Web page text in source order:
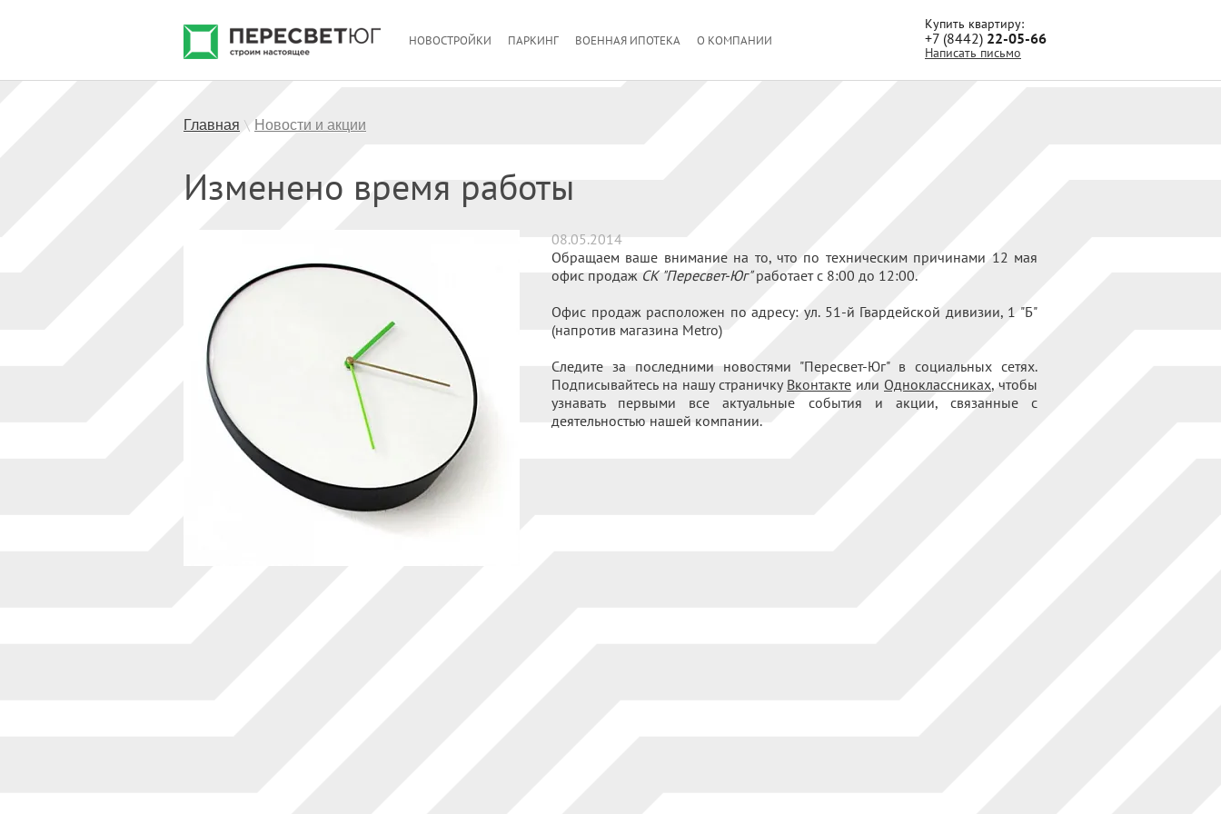
НОВОСТРОЙКИ ПАРКИНГ ВОЕННАЯ ИПОТЕКА О КОМПАНИИ
Купить квартиру:
+7 (8442) 22-05-66
Написать письмо
Главная \ Новости и акции
Изменено время работы
08.05.2014
Обращаем ваше внимание на то, что по техническим причинами 12 мая
офис продаж СК "Пересвет-Юг"работает с 8:00 до 12:00.
Офис продаж расположен по адресу: ул. 51-й Гвардейской дивизии, 1 "Б"
(напротив магазина Metro)
Следите за последними новостями "Пересвет-Юг" в социальных сетях.
Подписывайтесь на нашу страничку Вконтакте или Одноклассниках, чтобы
узнавать первыми все актуальные события и акции, связанные с
деятельностью нашей компании.